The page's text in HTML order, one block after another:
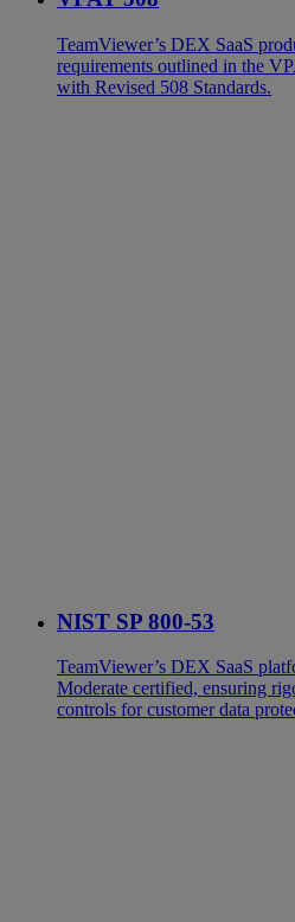
TeamViewer’s DEX SaaS
requirements outlined in the
with Revised 508 Standards.
NIST SP 800-53
TeamViewer’s DEX SaaS
Moderate certified, ensuring
controls for customer data